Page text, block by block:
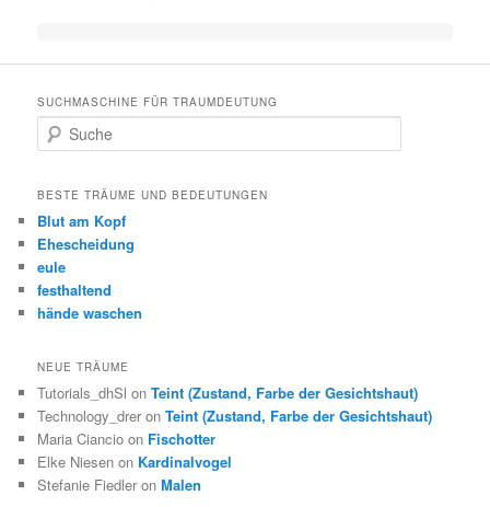
SUCHMASCHINE FÜR TRAUMDEUTUNG
Suche
BESTE TRÄUME UND BEDEUTUNGEN
Blut am Kopf
Ehescheidung
eule
festhaltend
hände waschen
NEUE TRÄUME
Tutorials_dhSl onTeint (Zustand, Farbe der Gesichtshaut)
Technology_drer onTeint (Zustand, Farbe der Gesichtshaut)
Maria Ciancio on Fischotter
Elke Niesen on Kardinalvogel
Stefanie Fiedler onMalen